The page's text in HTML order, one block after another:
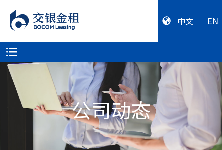
中文 EN
公司动态